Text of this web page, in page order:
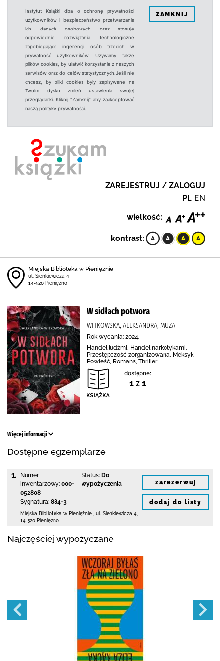
Instytut Książki dba o ochronę prywatności
użytkowników i bezpieczeństwo przetwarzania
ich danych osobowych oraz stosuje
odpowiednie rozwiązania technologiczne
zapobiegające ingerencji osób trzecich w
prywatność użytkowników. Używamy także
plików cookies, by ułatwić korzystanie z naszych
serwisów oraz do celów statystycznych.Jeśli nie
chcesz, by pliki cookies były zapisywane na
Twoim dysku zmień ustawienia swojej
przeglądarki. Kliknij "Zamknij" aby zaakceptować
naszą politykę prywatności.
ZAMKNIJ
ZAREJESTRUJ / ZALOGUJ
PL EN
wielkość:
kontrast:
Miejska Biblioteka w Pieniężnie
ul. Sienkiewicza 4
14-520 Pieniężno
W sidłach potwora
WITKOWSKA, ALEKSANDRA, MUZA
Rok wydania: 2024.
Handel ludźmi, Handel narkotykami,
Przestępczość zorganizowana, Meksyk,
Powieść, Romans, Thriller
dostępne:
1 z 1
Więcej informacji
Dostępne egzemplarze
1.
Numer
inwentarzowy: 000-
052808
Sygnatura: 884-3
Status: Do
wypożyczenia
Miejska Biblioteka w Pieniężnie ul. Sienkiewicza 4
14-520 Pieniężno
zarezerwuj
dodaj do listy
Najczęściej wypożyczane